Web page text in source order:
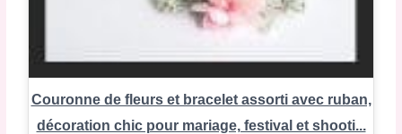
Couronne de fleurs et bracelet assorti avec ruban,
décoration chic pour mariage, festival et shooti...